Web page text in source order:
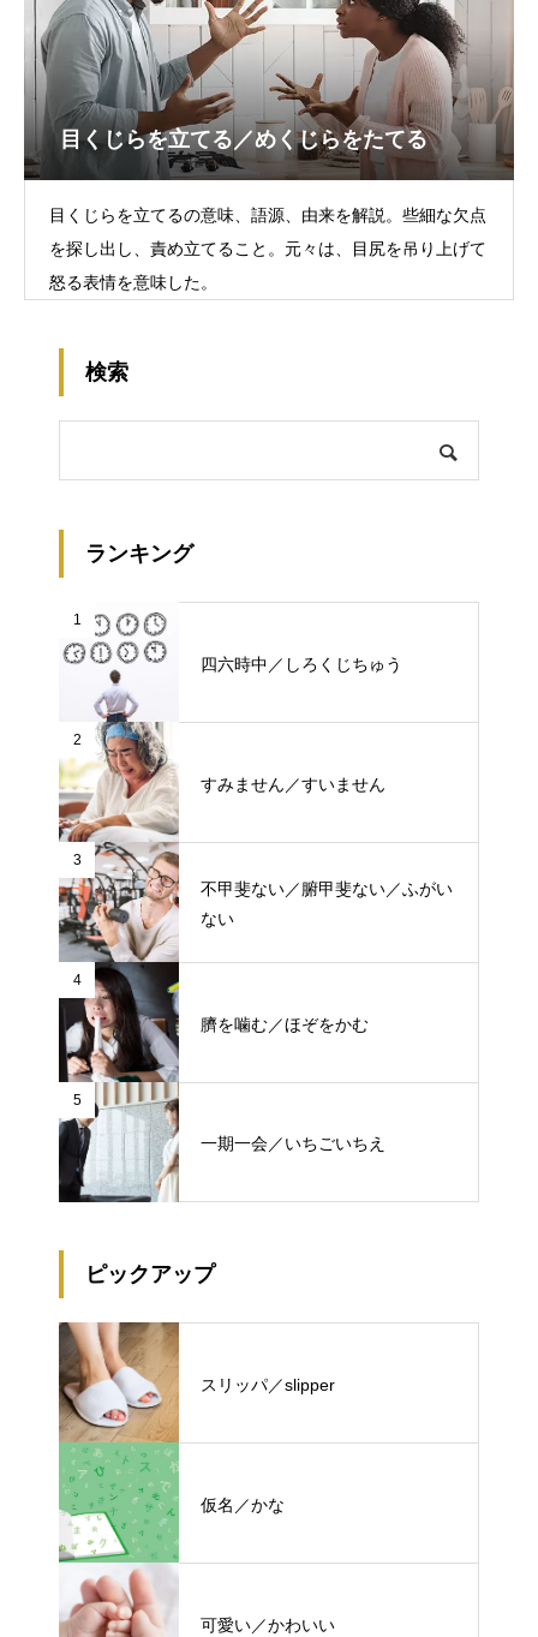
目くじらを立てる／めくじらをたてる
目くじらを立てるの意味、語源、由来を解説。些細な欠点
を探し出し、責め立てること。元々は、目尻を吊り上げて
怒る表情を意味した。
検索
ランキング
1
四六時中／しろくじちゅう
2
すみません／すいません
3
不甲斐ない／腑甲斐ない／ふがい
ない
4
臍を噛む／ほぞをかむ
5
一期一会／いちごいちえ
ピックアップ
スリッパ／slipper
仮名／かな
可愛い／かわいい